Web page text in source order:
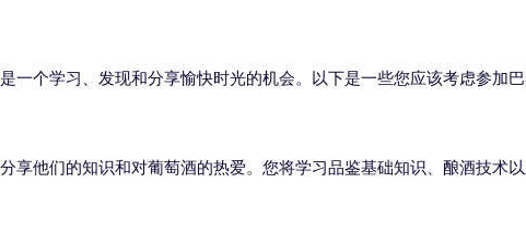
一个学习、发现和分享愉快时光的机会。以下是一些您应该考虑参加
享他们的知识和对葡萄酒的热爱。您将学习品鉴基础知识、酿酒技术以